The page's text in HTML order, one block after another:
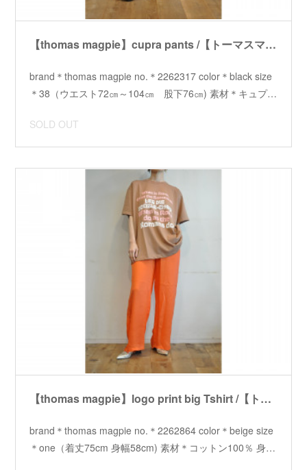
【thomas magpie】cupra pants /【トーマスマグパイ】キュプラパンツ
brand＊thomas magpie no.＊2262317 color＊black size
＊38（ウエスト72㎝～104㎝ 股下76㎝) 素材＊キュプ…
SOLD OUT
【thomas magpie】logo print big Tshirt /【トーマスマグパイ】ロゴプリントビッグTシャツ
brand＊thomas magpie no.＊2262864 color＊beige size
＊one（着丈75cm 身幅58cm) 素材＊コットン100％ 身…